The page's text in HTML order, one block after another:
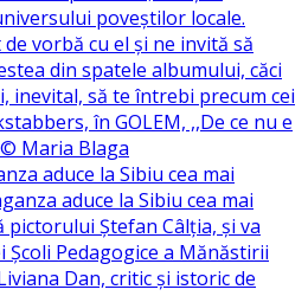
aduce la Sibiu cea mai